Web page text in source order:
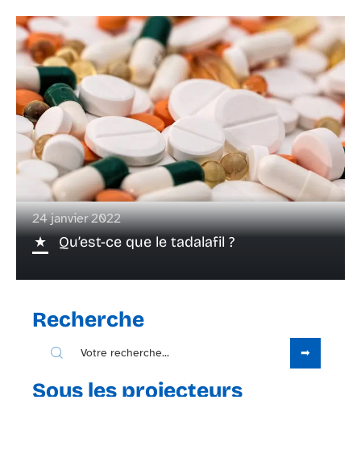
24 janvier 2022
Qu’est-ce que le tadalafil ?
Recherche
Sous les projecteurs